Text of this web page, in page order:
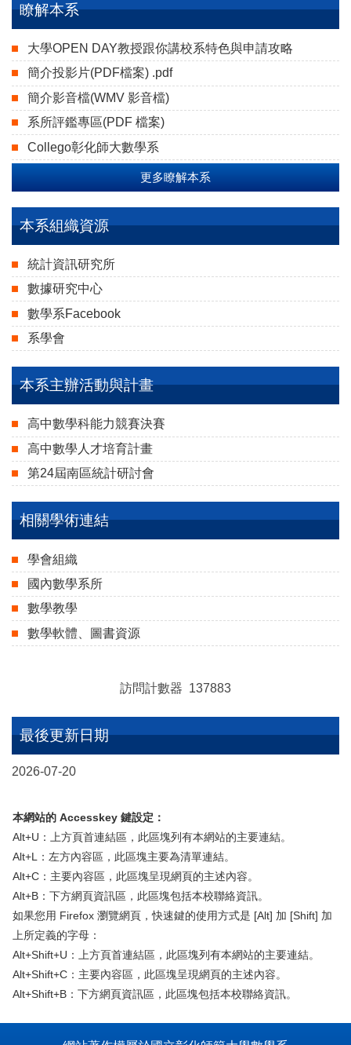
瞭解本系
大學OPEN DAY教授跟你講校系特色與申請攻略
簡介投影片(PDF檔案) .pdf
簡介影音檔(WMV 影音檔)
系所評鑑專區(PDF 檔案)
Collego彰化師大數學系
更多瞭解本系
本系組織資源
統計資訊研究所
數據研究中心
數學系Facebook
系學會
本系主辦活動與計畫
高中數學科能力競賽決賽
高中數學人才培育計畫
第24屆南區統計研討會
相關學術連結
學會組織
國內數學系所
數學教學
數學軟體、圖書資源
訪問計數器 137883
最後更新日期
2026-07-20
本網站的 Accesskey 鍵設定：
Alt+U：上方頁首連結區，此區塊列有本網站的主要連結。
Alt+L：左方內容區，此區塊主要為清單連結。
Alt+C：主要內容區，此區塊呈現網頁的主述內容。
Alt+B：下方網頁資訊區，此區塊包括本校聯絡資訊。
如果您用 Firefox 瀏覽網頁，快速鍵的使用方式是 [Alt] 加 [Shift] 加
上所定義的字母：
Alt+Shift+U：上方頁首連結區，此區塊列有本網站的主要連結。
Alt+Shift+C：主要內容區，此區塊呈現網頁的主述內容。
Alt+Shift+B：下方網頁資訊區，此區塊包括本校聯絡資訊。